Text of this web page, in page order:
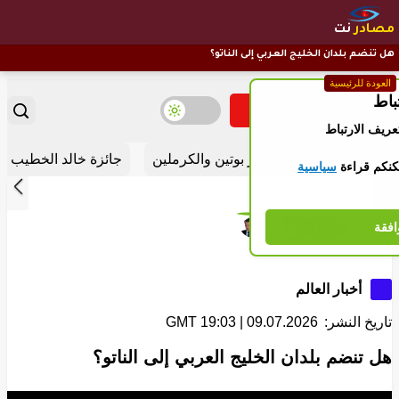
مصادرنت
العودة للرئيسية
هل تنضم بلدان الخليج العربي إلى الناتو؟